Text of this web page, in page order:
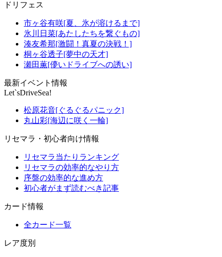
ドリフェス
市ヶ谷有咲[夏、氷が溶けるまで]
氷川日菜[あたしたちを繋ぐもの]
湊友希那[激闘！真夏の決戦！]
桐ヶ谷透子[夢中の天才]
瀬田薫[儚いドライブへの誘い]
最新イベント情報
Let`sDriveSea!
松原花音[ぐるぐるパニック]
丸山彩[海辺に咲く一輪]
リセマラ・初心者向け情報
リセマラ当たりランキング
リセマラの効率的なやり方
序盤の効率的な進め方
初心者がまず読むべき記事
カード情報
全カード一覧
レア度別